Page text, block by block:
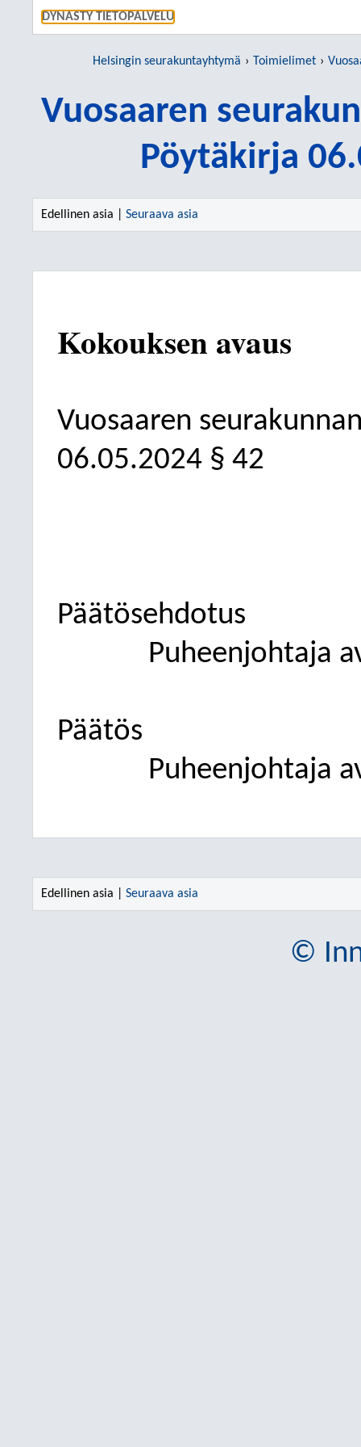
DYNASTY TIETOPALVELU
Helsingin seurakuntayhtymä Toimielimet
Vuosaaren
Pöytäkirja
Edellinen asia | Seuraava asia
Kokouksen avaus
Vuosaaren
06.05.2024 § 42
Päätösehdotus
Puheenjohtaja
Päätös
Puheenjohtaja
Edellinen asia | Seuraava asia
©